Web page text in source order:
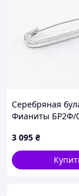
Серебряная
Фианиты БР2Ф/
3 095 ₴